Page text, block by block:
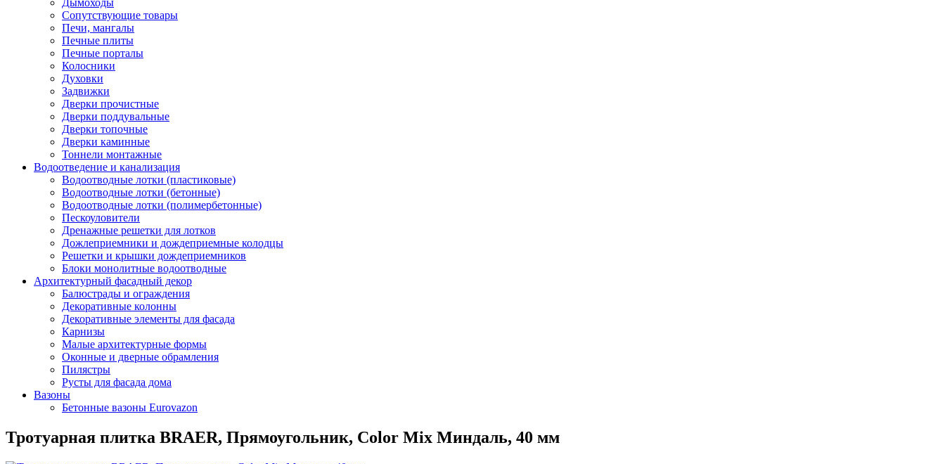
Дымоходы
Сопутствующие товары
Печи, мангалы
Печные плиты
Печные порталы
Колосники
Духовки
Задвижки
Дверки прочистные
Дверки поддувальные
Дверки топочные
Дверки каминные
Тоннели монтажные
Водоотведение и канализация
Водоотводные лотки (пластиковые)
Водоотводные лотки (бетонные)
Водоотводные лотки (полимербетонные)
Пескоуловители
Дренажные решетки для лотков
Дожлеприемники и дождеприемные колодцы
Решетки и крышки дождеприемников
Блоки монолитные водоотводные
Архитектурный фасадный декор
Балюстрады и ограждения
Декоративные колонны
Декоративные элементы для фасада
Карнизы
Малые архитектурные формы
Оконные и дверные обрамления
Пилястры
Русты для фасада дома
Вазоны
Бетонные вазоны Eurovazon
Тротуарная плитка BRAER, Прямоугольник, Color Mix Миндаль, 40 мм